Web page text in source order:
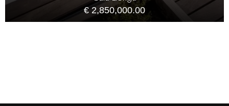
€ 2,850,000.00